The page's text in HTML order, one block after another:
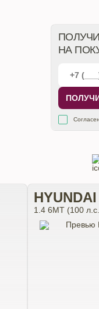
НА
1.4 6МТ (100